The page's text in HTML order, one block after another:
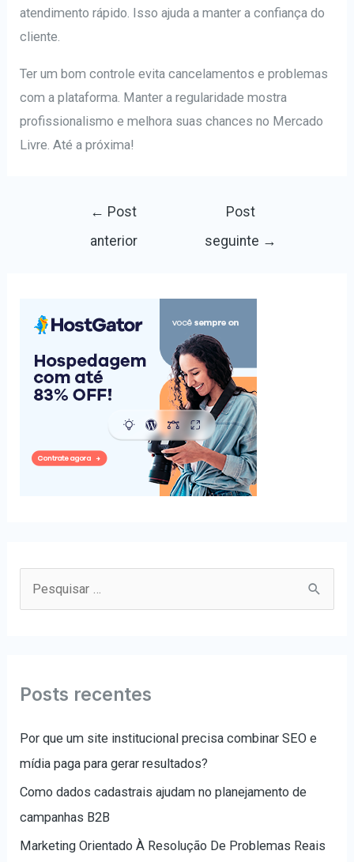
atendimento rápido. Isso ajuda a manter a confiança do
cliente.
Ter um bom controle evita cancelamentos e problemas
com a plataforma. Manter a regularidade mostra
profissionalismo e melhora suas chances no Mercado
Livre. Até a próxima!
Navegação
← Post
anterior
Post
seguinte →
i
s
Posts recentes
Por que um site institucional precisa combinar SEO e
mídia paga para gerar resultados?
Como dados cadastrais ajudam no planejamento de
campanhas B2B
Marketing Orientado À Resolução De Problemas Reais